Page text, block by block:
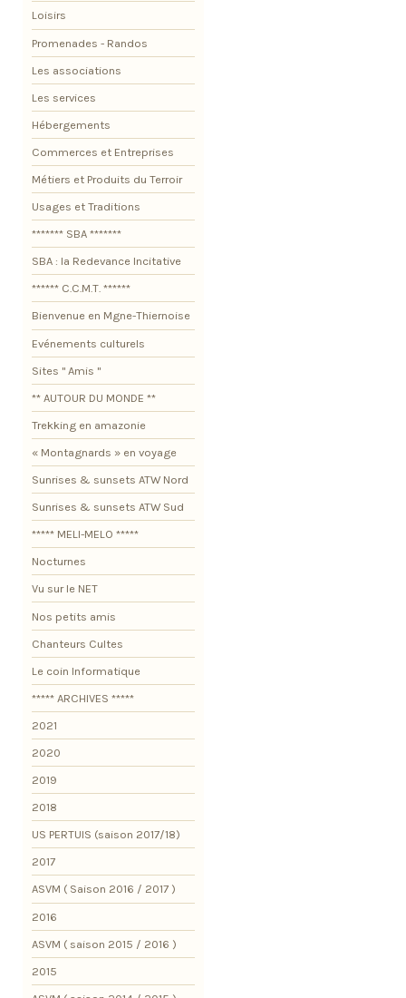
Loisirs
Promenades - Randos
Les associations
Les services
Hébergements
Commerces et Entreprises
Métiers et Produits du Terroir
Usages et Traditions
******* SBA *******
SBA : la Redevance Incitative
****** C.C.M.T. ******
Bienvenue en Mgne-Thiernoise
Evénements culturels
Sites " Amis "
** AUTOUR DU MONDE **
Trekking en amazonie
« Montagnards » en voyage
Sunrises & sunsets ATW Nord
Sunrises & sunsets ATW Sud
***** MELI-MELO *****
Nocturnes
Vu sur le NET
Nos petits amis
Chanteurs Cultes
Le coin Informatique
***** ARCHIVES *****
2021
2020
2019
2018
US PERTUIS (saison 2017/18)
2017
ASVM ( Saison 2016 / 2017 )
2016
ASVM ( saison 2015 / 2016 )
2015